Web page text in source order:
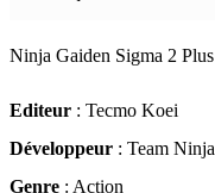
Ninja Gaiden Sigma 2 Plus
Editeur : Tecmo Koei
Développeur : Team Ninja
Genre : Action